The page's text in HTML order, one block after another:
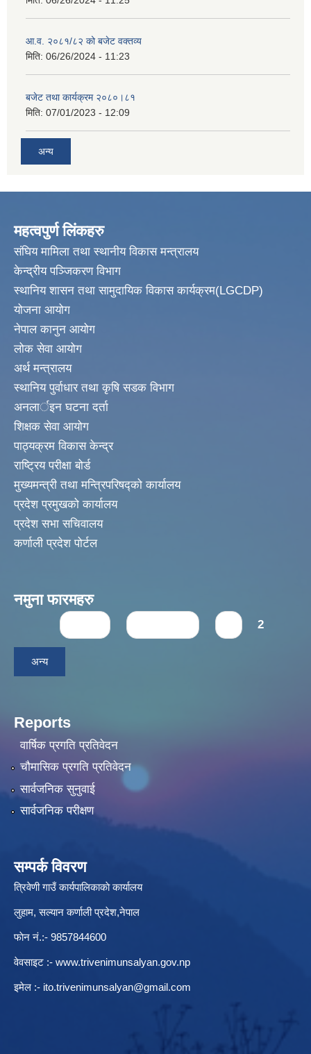
आ.व. २०८१/८२ को बजेट वक्तव्य
मिति: 06/26/2024 - 11:23
बजेट तथा कार्यक्रम २०८०।८१
मिति: 07/01/2023 - 12:09
अन्य
महत्वपुर्ण लिंकहरु
संघिय मामिला तथा स्थानीय विकास मन्त्रालय
केन्द्रीय पञ्जिकरण विभाग
स्थानिय शासन तथा सामुदायिक विकास कार्यक्रम(LGCDP)
योजना आयोग
नेपाल कानुन आयोग
लोक सेवा आयोग
अर्थ मन्त्रालय
स्थानिय पुर्वाधार तथा कृषि सडक विभाग
अनलार्इन घटना दर्ता
शिक्षक सेवा आयोग
पाठ्यक्रम विकास केन्द्र
राष्ट्रिय परीक्षा बोर्ड
मुख्यमन्त्री तथा मन्त्रिपरिषद्को कार्यालय
प्रदेश प्रमुखको कार्यालय
प्रदेश सभा सचिवालय
कर्णाली प्रदेश पोर्टल
नमुना फारमहरु
Pages 2
अन्य
Reports
वार्षिक प्रगति प्रतिवेदन
चौमासिक प्रगति प्रतिवेदन
सार्वजनिक सुनुवाई
सार्वजनिक परीक्षण
सम्पर्क विवरण
त्रिवेणी गाउँ कार्यपालिकाकाे कार्यालय
लुहाम, सल्यान कर्णाली प्रदेश,नेपाल
फाेन नं.:- 9857844600
वेवसाइट :- www.trivenimunsalyan.gov.np
इमेल :- ito.trivenimunsalyan@gmail.com